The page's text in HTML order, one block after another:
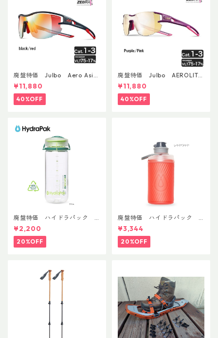
廃盤特価 Julbo Aero Asia
nFit
¥11,880
40%OFF
廃盤特価 Julbo AEROLITE
AsianFit
¥11,880
40%OFF
廃盤特価 ハイドラパック
リーコン ツイスト＆シップ 50
0ml
¥2,200
20%OFF
廃盤特価 ハイドラパック
フラックス 750ml
¥3,344
20%OFF